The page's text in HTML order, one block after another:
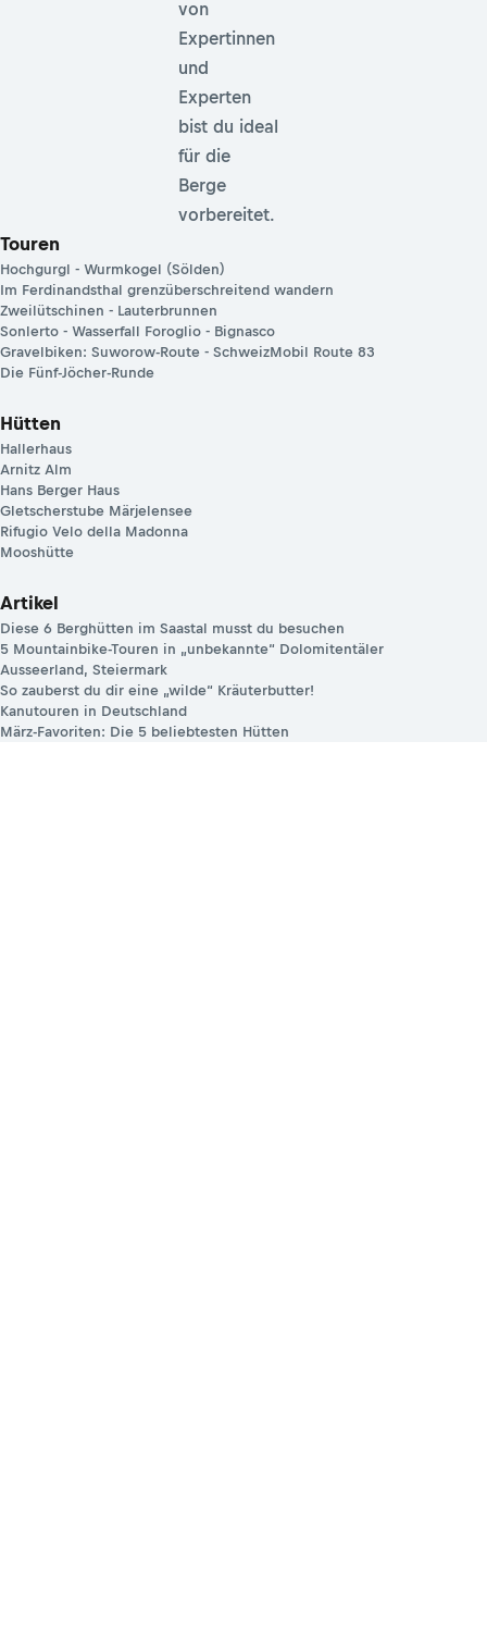
von
Expertinnen
und
Experten
bist du ideal
für die
Berge
vorbereitet.
Touren
Hochgurgl - Wurmkogel (Sölden)
Im Ferdinandsthal grenzüberschreitend wandern
Zweilütschinen - Lauterbrunnen
Sonlerto - Wasserfall Foroglio - Bignasco
Gravelbiken: Suworow-Route - SchweizMobil Route 83
Die Fünf-Jöcher-Runde
Hütten
Hallerhaus
Arnitz Alm
Hans Berger Haus
Gletscherstube Märjelensee
Rifugio Velo della Madonna
Mooshütte
Artikel
Diese 6 Berghütten im Saastal musst du besuchen
5 Mountainbike-Touren in „unbekannte“ Dolomitentäler
Ausseerland, Steiermark
So zauberst du dir eine „wilde“ Kräuterbutter!
Kanutouren in Deutschland
März-Favoriten: Die 5 beliebtesten Hütten